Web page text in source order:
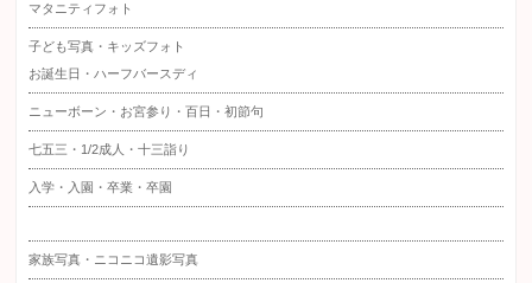
マタニティフォト
子ども写真・キッズフォト
お誕生日・ハーフバースディ
ニューボーン・お宮参り・百日・初節句
七五三・1/2成人・十三詣り
入学・入園・卒業・卒園
家族写真・ニコニコ遺影写真